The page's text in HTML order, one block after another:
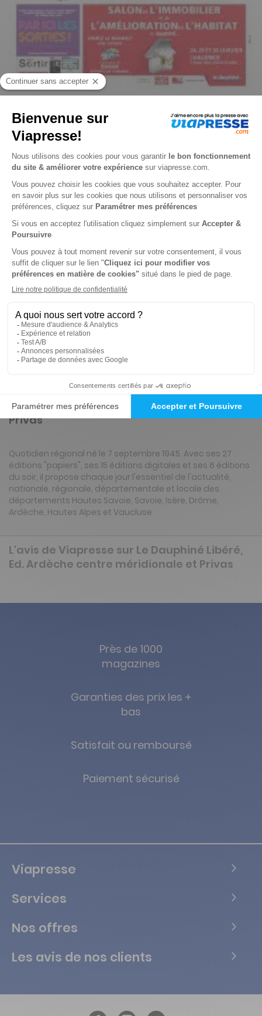
n° 260808
Je choisis un support
Papier
Je choisis une durée
Abonnement 1 an
364 n° • Papier + Web
447€78 Tarif Kiosque :
Tarif France métropolitaine
Renouvellement à date d’anniversaire
Présentation du magazine Le Dauphiné
Libéré, Ed. Ardèche centre méridionale et
Privas
Quotidien régional né le 7 septembre 1945. Avec ses 27
éditions "papiers", ses 15 éditions digitales et ses 6 éditions
du soir, il propose chaque jour l'essentiel de l'actualité,
nationale, régionale, départementale et locale des
départements Hautes Savoie, Savoie, Isère, Drôme,
Ardèche, Hautes Alpes et Vaucluse
L'avis de Viapresse sur Le Dauphiné Libéré,
Ed. Ardèche centre méridionale et Privas
Près de 1000
magazines
Garanties des prix les +
bas
Satisfait ou remboursé
Paiement sécurisé
Viapresse
Services
Nos offres
Les avis de nos clients